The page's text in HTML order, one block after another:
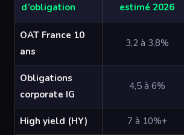
d’obligation
estimé 2026
OAT France 10
ans
3,2 à 3,8%
Obligations
corporate IG
4,5 à 6%
High yield (HY) 7 à 10%+